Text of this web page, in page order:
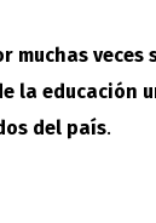
muchas veces
la educación
del país.